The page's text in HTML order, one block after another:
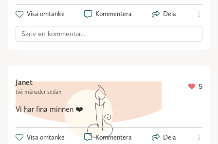
Visa omtanke Kommentera Dela
Skriv en kommentar…
Janet
två månader sedan
5
Vi har fina minnen ❤️
Visa omtanke Kommentera Dela